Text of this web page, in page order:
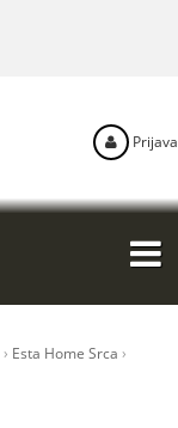
› Esta Home Srca ›
Prijava